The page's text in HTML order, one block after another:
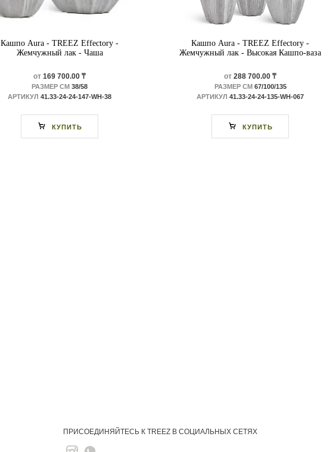
Кашпо Aura - TREEZ Effectory -
Жемчужный лак - Чаша
от 169 700.00 ₸
РАЗМЕР СМ 38/58
АРТИКУЛ 41.33-24-24-147-WH-38
КУПИТЬ
Кашпо Aura - TREEZ Effectory -
Жемчужный лак - Высокая Кашпо-ваза
от 288 700.00 ₸
РАЗМЕР СМ67/100/135
АРТИКУЛ 41.33-24-24-135-WH-067
КУПИТЬ
ПРИСОЕДИНЯЙТЕСЬ К TREEZ В СОЦИАЛЬНЫХ СЕТЯХ